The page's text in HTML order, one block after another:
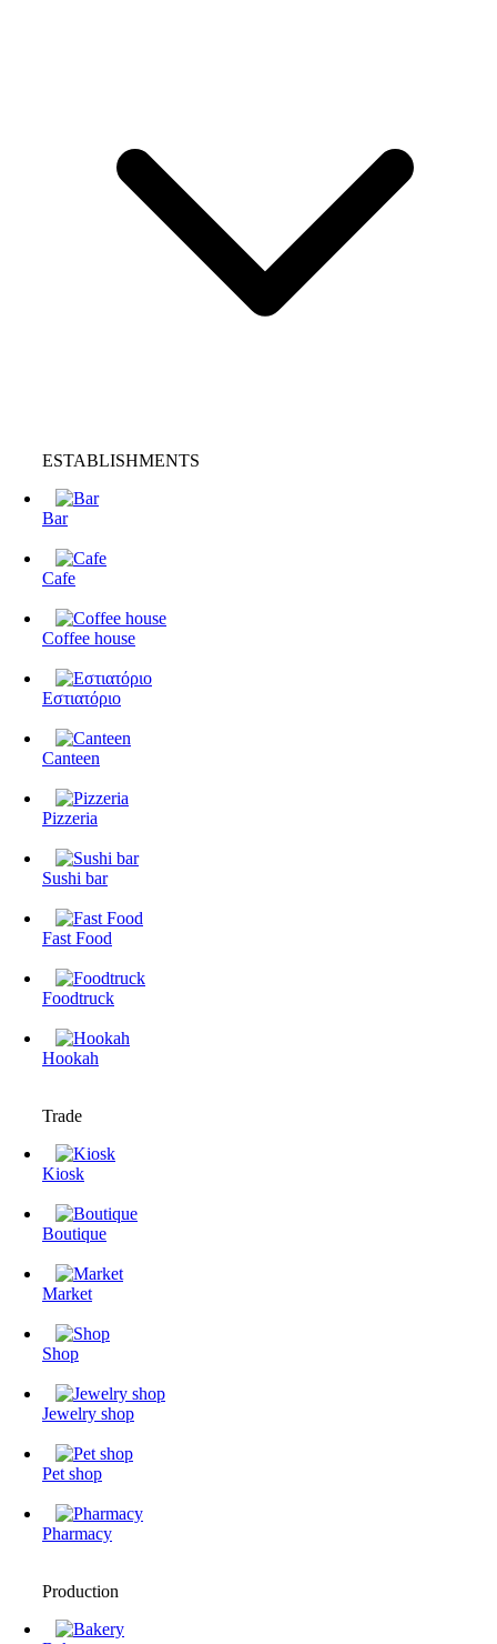
ESTABLISHMENTS
Bar
Cafe
Coffee house
Εστιατόριο
Canteen
Pizzeria
Sushi bar
Fast Food
Foodtruck
Hookah
Trade
Kiosk
Boutique
Market
Shop
Jewelry shop
Pet shop
Pharmacy
Production